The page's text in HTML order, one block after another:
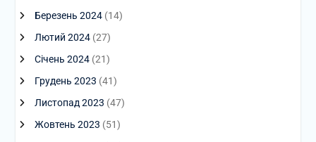
Березень 2024(14)
Лютий 2024(27)
Січень 2024(21)
Грудень 2023 (41)
Листопад 2023 (47)
Жовтень 2023 (51)